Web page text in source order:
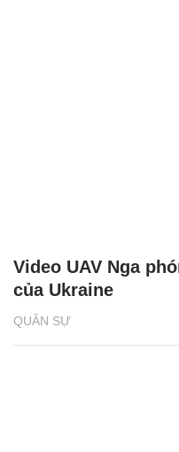
QUÂN SỰ
Video UAV Nga
của Ukraine